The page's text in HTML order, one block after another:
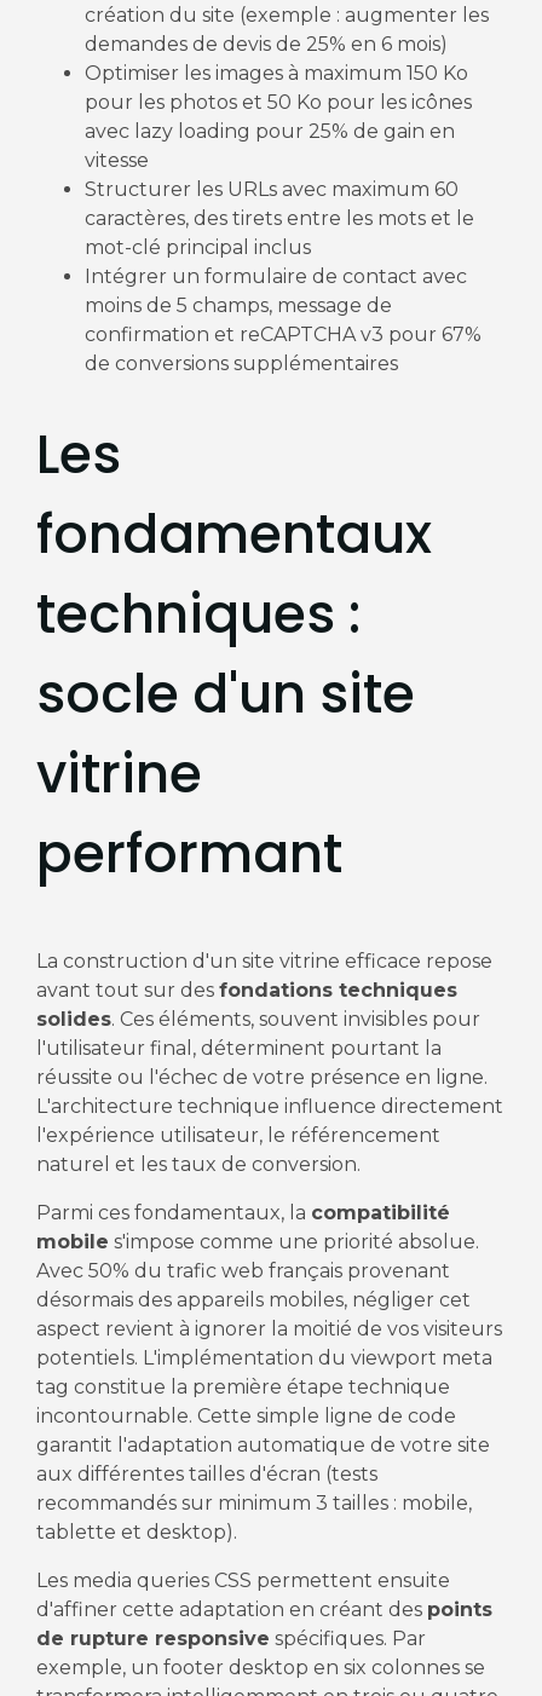
création du site (exemple : augmenter les
demandes de devis de 25% en 6 mois)
Optimiser les images à maximum 150 Ko
pour les photos et 50 Ko pour les icônes
avec lazy loading pour 25% de gain en
vitesse
Structurer les URLs avec maximum 60
caractères, des tirets entre les mots et le
mot-clé principal inclus
Intégrer un formulaire de contact avec
moins de 5 champs, message de
confirmation et reCAPTCHA v3 pour 67%
de conversions supplémentaires
Les
fondamentaux
techniques :
socle d'un site
vitrine
performant
La construction d'un site vitrine efficace repose
avant tout sur des fondations techniques
solides. Ces éléments, souvent invisibles pour
l'utilisateur final, déterminent pourtant la
réussite ou l'échec de votre présence en ligne.
L'architecture technique influence directement
l'expérience utilisateur, le référencement
naturel et les taux de conversion.
Parmi ces fondamentaux, la compatibilité
mobile s'impose comme une priorité absolue.
Avec 50% du trafic web français provenant
désormais des appareils mobiles, négliger cet
aspect revient à ignorer la moitié de vos visiteurs
potentiels. L'implémentation du viewport meta
tag constitue la première étape technique
incontournable. Cette simple ligne de code
garantit l'adaptation automatique de votre site
aux différentes tailles d'écran (tests
recommandés sur minimum 3 tailles : mobile,
tablette et desktop).
Les media queries CSS permettent ensuite
d'affiner cette adaptation en créant des points
de rupture responsive spécifiques. Par
exemple, un footer desktop en six colonnes se